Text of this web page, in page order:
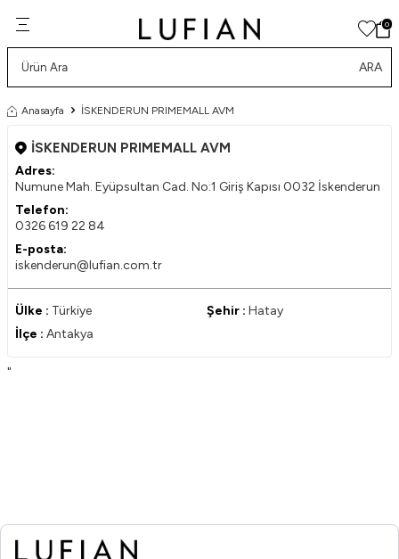
0
ARA
Anasayfa İSKENDERUN PRIMEMALL AVM
İSKENDERUN PRIMEMALL AVM
Adres:
Numune Mah. Eyüpsultan Cad. No:1 Giriş Kapısı 0032 İskenderun
Telefon:
0326 619 22 84
E-posta:
iskenderun@lufian.com.tr
Ülke : Türkiye Şehir : Hatay
İlçe : Antakya
"